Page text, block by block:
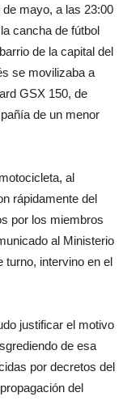
mayo, a las 23:00
cancha de fútbol
de la capital del
se movilizaba a
GSX 150, de
de un menor
al
rápidamente del
por los miembros
al Ministerio
turno, intervino en el
justificar el motivo
de esa
por decretos del
del